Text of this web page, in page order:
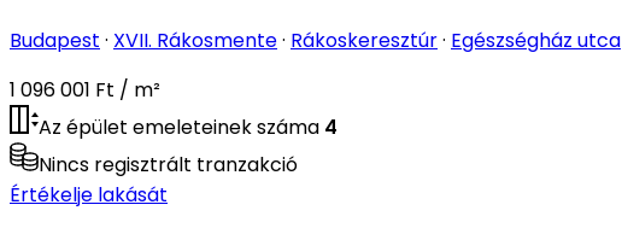
Budapest · XVII. Rákosmente· Rákoskeresztúr· Egészségház utca
1 096 001 Ft / m²
Az épület emeleteinek száma 4
Nincs regisztrált tranzakció
Értékelje lakását